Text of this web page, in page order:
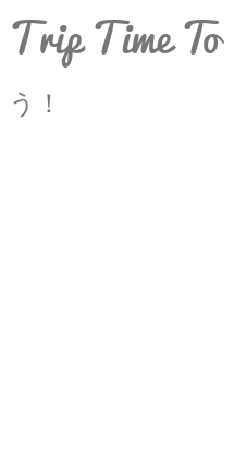
Trip Time To
う！